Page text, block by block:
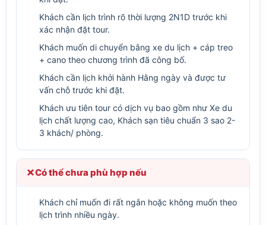
Khách cần lịch trình rõ thời lượng 2N1D trước khi
xác nhận đặt tour.
Khách muốn di chuyển bằng xe du lịch + cáp treo
+ cano theo chương trình đã công bố.
Khách cần lịch khởi hành Hằng ngày và được tư
vấn chỗ trước khi đặt.
Khách ưu tiên tour có dịch vụ bao gồm như Xe du
lịch chất lượng cao, Khách sạn tiêu chuẩn 3 sao 2-
3 khách/ phòng.
Có thể chưa phù hợp nếu
Khách chỉ muốn đi rất ngắn hoặc không muốn theo
lịch trình nhiều ngày.